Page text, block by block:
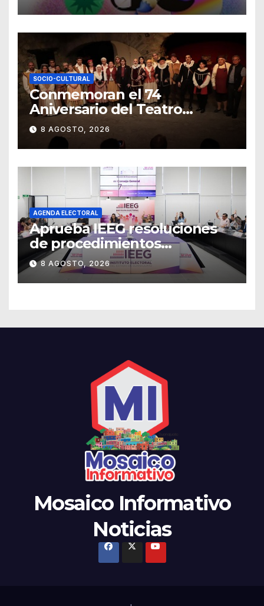
SOCIO-CULTURAL
Conmemoran el 74
Aniversario del Teatro
Universitario con una
representación del
“Retablillo jovial”
8 AGOSTO, 2026
AGENDA ELECTORAL
Aprueba IEEG resoluciones
de procedimientos
sancionadores
8 AGOSTO, 2026
Mosaico Informativo
Noticias